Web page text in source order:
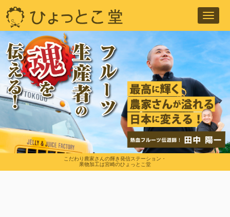
こだわり農家さんの輝き発信ステーション・
果物加工は宮崎のひょっとこ堂